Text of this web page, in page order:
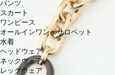
パンツ
スカート
ワンピース
オールインワン・サロペット
水着
ヘッドウェア
ネックウェア
レッグウェア